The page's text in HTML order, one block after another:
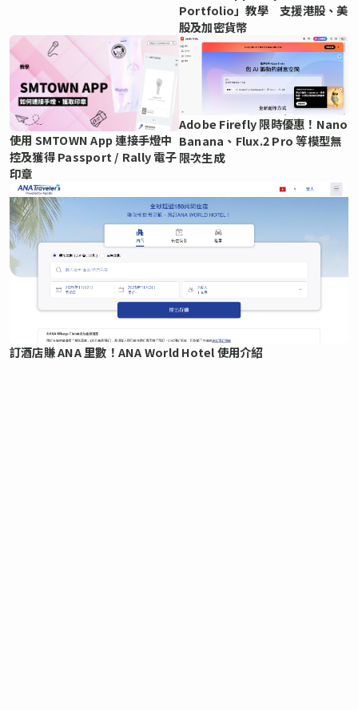
Portfolio」教學 支援港股、美
股及加密貨幣
使用 SMTOWN App 連接手燈中
控及獲得 Passport / Rally 電子
印章
Adobe Firefly 限時優惠！Nano
Banana、Flux.2 Pro 等模型無
限次生成
訂酒店賺 ANA 里數！ANA World Hotel 使用介紹